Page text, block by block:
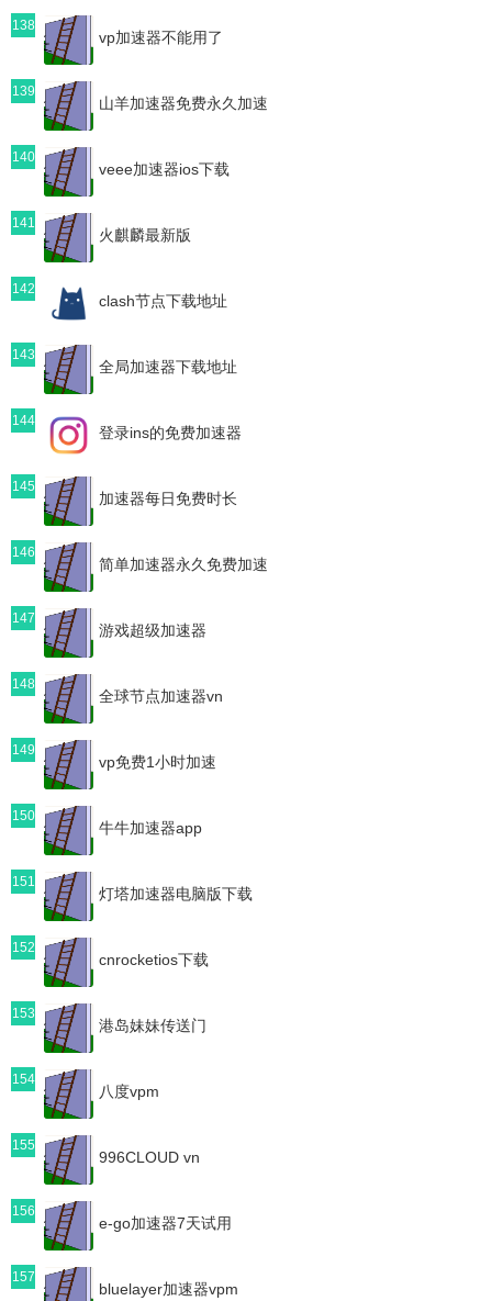
138
vp加速器不能用了
139
山羊加速器免费永久加速
140
veee加速器ios下载
141
火麒麟最新版
142
clash节点下载地址
143
全局加速器下载地址
144
登录ins的免费加速器
145
加速器每日免费时长
146
简单加速器永久免费加速
147
游戏超级加速器
148
全球节点加速器vn
149
vp免费1小时加速
150
牛牛加速器app
151
灯塔加速器电脑版下载
152
cnrocketios下载
153
港岛妹妹传送门
154
八度vpm
155
996CLOUD vn
156
e-go加速器7天试用
157
bluelayer加速器vpm